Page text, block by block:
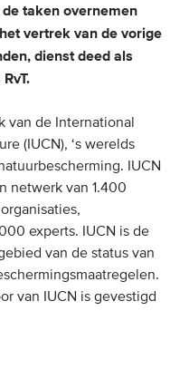
taken overnemen
vertrek van de vorige
dienst deed als
van de International
(IUCN), ‘s werelds
IUCN
netwerk van 1.400
experts. IUCN is de
van de status van
van IUCN is gevestigd